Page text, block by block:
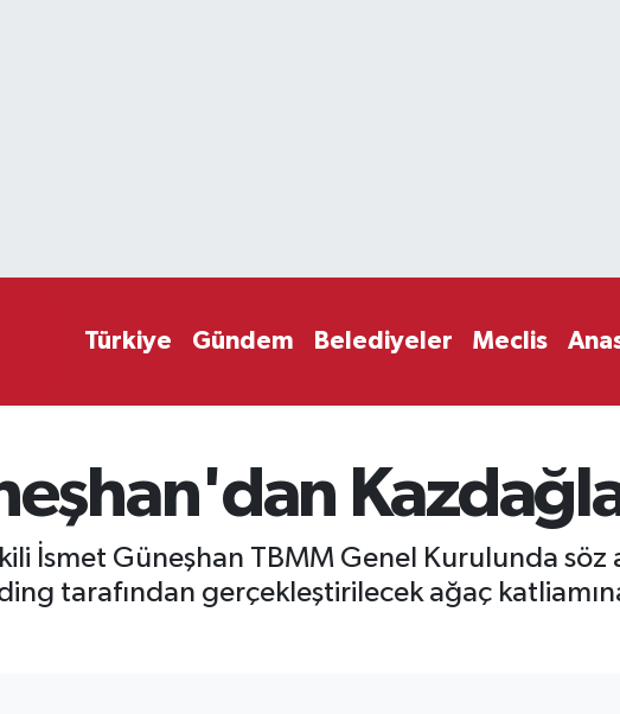
Türkiye Gündem Belediyeler Meclis
İsmet Güneşhan TBMM Genel Kurulunda söz
tarafından gerçekleştirilecek ağaç